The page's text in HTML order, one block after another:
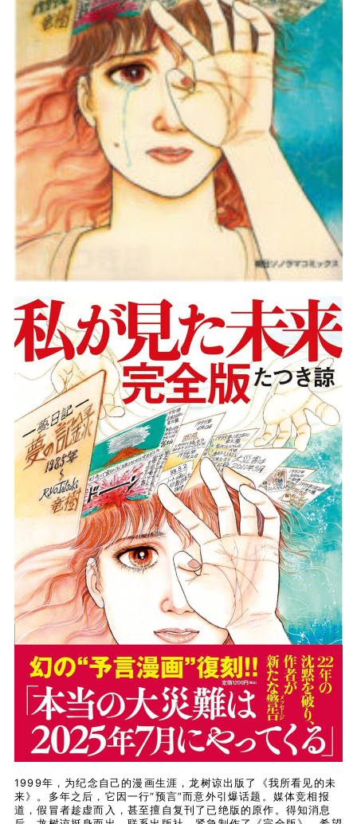
1999年，为纪念自己的漫画生涯，龙树谅出版了《我所看见的未
来》。多年之后，它因一行“预言”而意外引爆话题。媒体竞相报
道，假冒者趁虚而入，甚至擅自复刊了已绝版的原作。得知消息